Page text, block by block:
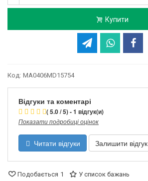
Купити
Код: MA0406MD15754
Відгуки та коментарі
( 5.0 / 5) - 1 відгук(и)
Показати подробиці оцінок
Читати відгуки Залишити відгук
Подобається 1 У список бажань